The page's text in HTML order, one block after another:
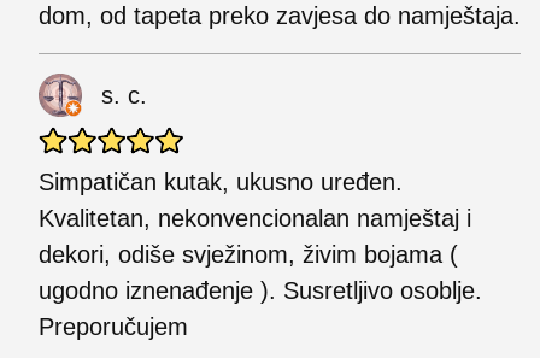
dom, od tapeta preko zavjesa do namještaja.
s. c.
Simpatičan kutak, ukusno uređen.
Kvalitetan, nekonvencionalan namještaj i
dekori, odiše svježinom, živim bojama (
ugodno iznenađenje ). Susretljivo osoblje.
Preporučujem